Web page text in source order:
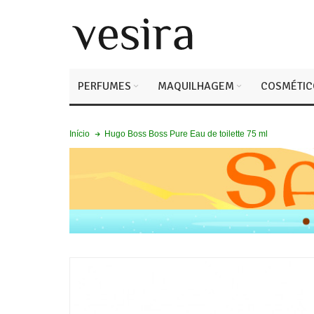
PERFUMES MAQUILHAGEM
Início Hugo Boss Boss Pure Eau de toilette 75 ml